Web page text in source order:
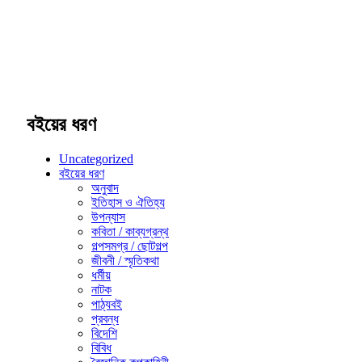
বইয়ের ধরণ
Uncategorized
বইয়ের ধরণ
অনুবাদ
ইতিহাস ও ঐতিহ্য
উপন্যাস
কবিতা / কাব্যগ্রন্থ
গল্পসমগ্র / ছোটগল্প
জীবনী / স্মৃতিকথা
ধর্মীয়
নাটক
পাঠ্যবই
প্রবন্ধ
বিদেশি
বিবিধ